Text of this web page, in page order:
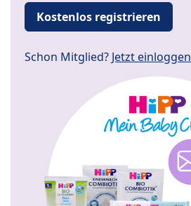
Kostenlos registrieren
Schon Mitglied? Jetzt einloggen